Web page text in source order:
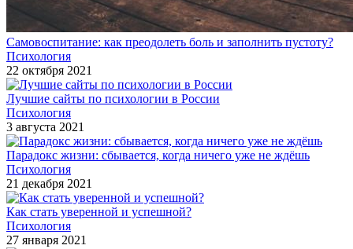
Самовоспитание: как преодолеть боль и заполнить пустоту?
Психология
22 октября 2021
Лучшие сайты по психологии в России
Психология
3 августа 2021
Парадокс жизни: сбывается, когда ничего уже не ждёшь
Психология
21 декабря 2021
Как стать уверенной и успешной?
Психология
27 января 2021